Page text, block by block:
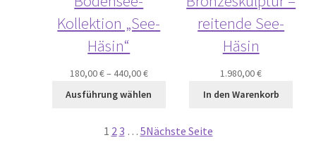
Kollektion „See-
Häsin“
180,00€– 440,00€
Ausführung wählen
reitende See-
Häsin
1.980,00€
In den Warenkorb
1 2 3 … 5Nächste Seite